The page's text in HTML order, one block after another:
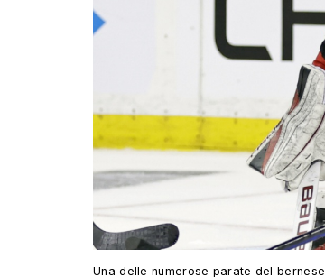
Una delle numerose parate del bernese